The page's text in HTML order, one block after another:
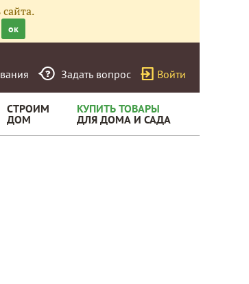
ок
Задать вопрос Войти
СТРОИМ
ДОМ
КУПИТЬ ТОВАРЫ
ДЛЯ ДОМА И САДА